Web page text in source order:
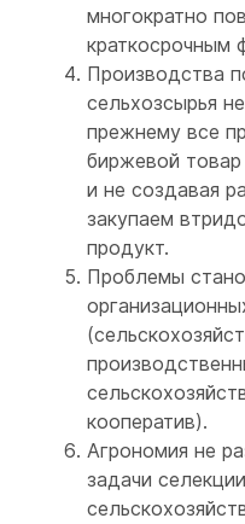
многократно
краткосрочным
Производства
сельхозсырья
прежнему все
биржевой товар
и не создавая
закупаем
продукт.
Проблемы
кооператив).
Агрономия не
задачи